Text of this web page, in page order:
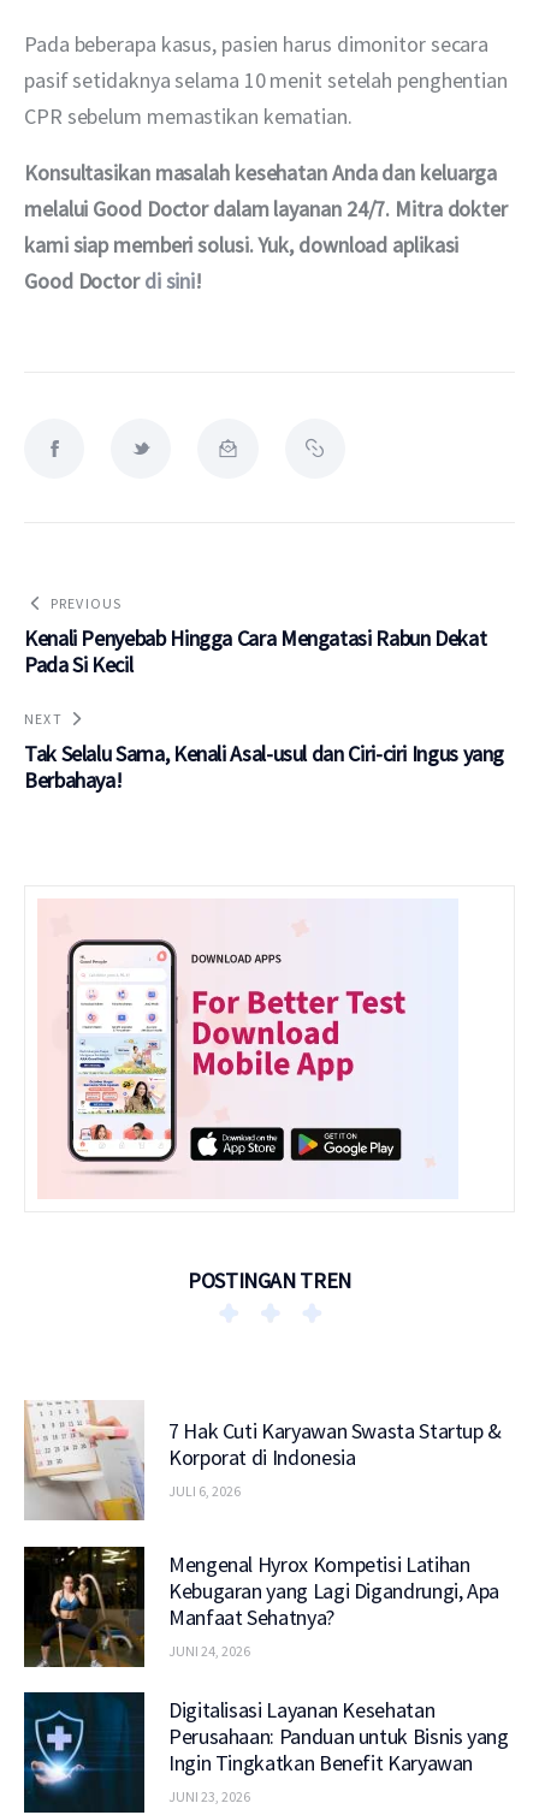
Pada beberapa kasus, pasien harus dimonitor secara
pasif setidaknya selama 10 menit setelah penghentian
CPR sebelum memastikan kematian.
Konsultasikan masalah kesehatan Anda dan keluarga
melalui Good Doctor dalam layanan 24/7. Mitra dokter
kami siap memberi solusi. Yuk, download aplikasi
Good Doctor di sini!
PREVIOUS
Kenali Penyebab Hingga Cara Mengatasi Rabun Dekat
Pada Si Kecil
NEXT
Tak Selalu Sama, Kenali Asal-usul dan Ciri-ciri Ingus yang
Berbahaya!
POSTINGAN TREN
7 Hak Cuti Karyawan Swasta Startup &
Korporat di Indonesia
JULI 6, 2026
Mengenal Hyrox Kompetisi Latihan
Kebugaran yang Lagi Digandrungi, Apa
Manfaat Sehatnya?
JUNI 24, 2026
Digitalisasi Layanan Kesehatan
Perusahaan: Panduan untuk Bisnis yang
Ingin Tingkatkan Benefit Karyawan
JUNI 23, 2026